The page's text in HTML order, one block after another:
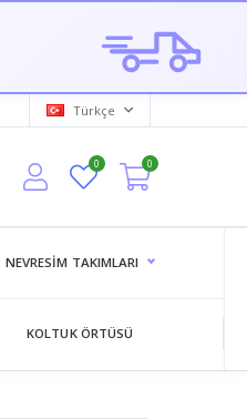
Türkçe
0 0
NEVRESIM TAKIMLARI
KOLTUK ÖRTÜSÜ